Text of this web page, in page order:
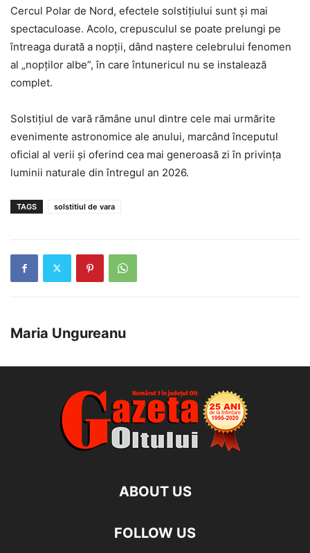
Cercul Polar de Nord, efectele solstițiului sunt și mai
spectaculoase. Acolo, crepusculul se poate prelungi pe
întreaga durată a nopții, dând naștere celebrului fenomen
al „nopților albe”, în care întunericul nu se instalează
complet.
Solstițiul de vară rămâne unul dintre cele mai urmărite
evenimente astronomice ale anului, marcând începutul
oficial al verii și oferind cea mai generoasă zi în privința
luminii naturale din întregul an 2026.
TAGS solstitiul de vara
Maria Ungureanu
ABOUT US
FOLLOW US